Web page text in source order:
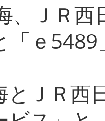
、ＪＲ
「ｅ
ＪＲ西